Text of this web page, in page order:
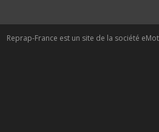
Reprap-France est un site de la société